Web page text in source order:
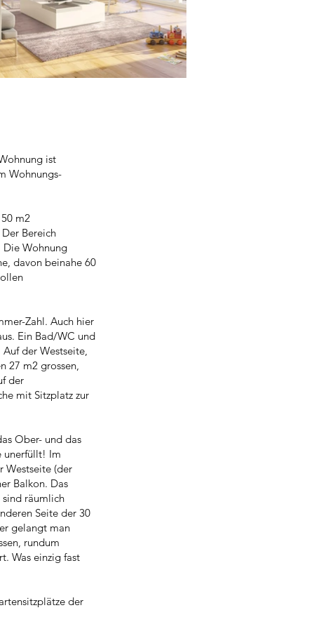
ist
Wohnungs-
m2
Bereich
Die Wohnung
davon beinahe 60
Zahl. Auch hier
Ein Bad/WC und
der Westseite,
27 m2 grossen,
der
mit Sitzplatz zur
Ober- und das
unerfüllt! Im
Westseite (der
Balkon. Das
sind räumlich
Seite der 30
gelangt man
rundum
Was einzig fast
der